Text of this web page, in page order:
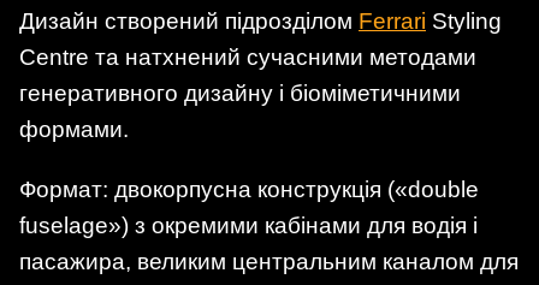
Дизайн створений підрозділом Ferrari Styling
Centre та натхнений сучасними методами
генеративного дизайну і біоміметичними
формами.
Формат: двокорпусна конструкція («double
fuselage») з окремими кабінами для водія і
пасажира, великим центральним каналом для